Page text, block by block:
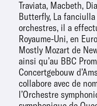
Traviata, Macbeth,
Butterfly, La
orchestres, il a
Royaume-Uni, en
Mostly Mozart de
ainsi qu’au BBC
Concertgebouw
collabore avec de
l’Orchestre